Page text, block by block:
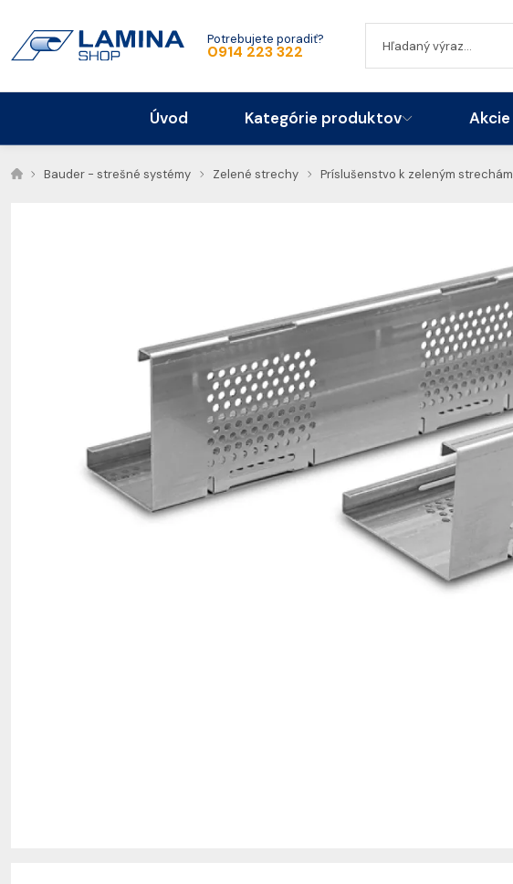
Potrebujete poradiť?
0914 223 322
Úvod Kategórie produktov Akcie
Bauder - strešné systémy Zelené strechy Príslušenstvo k zeleným strechám